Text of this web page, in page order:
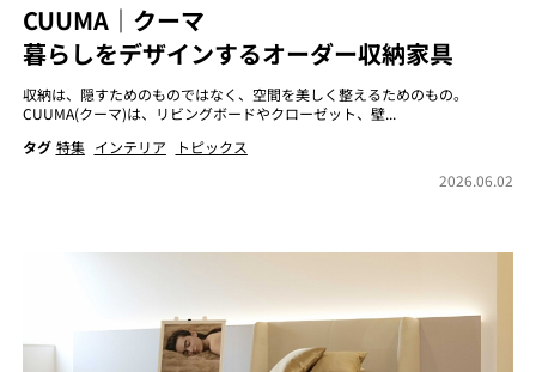
CUUMA｜クーマ
暮らしをデザインするオーダー収納家具
収納は、隠すためのものではなく、空間を美しく整えるためのもの。
CUUMA(クーマ)は、リビングボードやクローゼット、壁...
タグ 特集 インテリア
トピックス
2026.06.02